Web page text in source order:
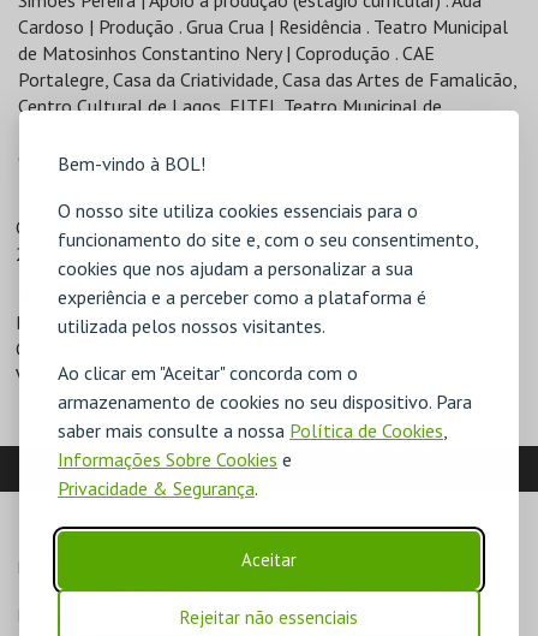
Bem-vindo à BOL!
O nosso site utiliza cookies essenciais para o
funcionamento do site e, com o seu consentimento,
cookies que nos ajudam a personalizar a sua
experiência e a perceber como a plataforma é
utilizada pelos nossos visitantes.
Ao clicar em "Aceitar" concorda com o
armazenamento de cookies no seu dispositivo. Para
saber mais consulte a nossa Política de Cookies
Informações Sobre Cookies e
Privacidade & Segurança.
Aceitar
Rejeitar não essenciais
Cardoso | Produção . Grua Crua | Residência . Teatro Municipal
de Matosinhos Constantino Nery | Coprodução . CAE
Portalegre, Casa da Criatividade, Casa das Artes de Famalicão,
Centro Cultural de Lagos, FITEI, Teatro Municipal de
Cultura, Juventude e Desporto / Direção-Geral das Artes
PREÇOS
Cadeiras de Orquestra - 9€
1ª Plateia - 5€ a 10€
2ª Plateia - 9€
1ª Varanda - 7€
2ª Varanda - 5€
DESCONTOS
Beneficiário RSI
Bilhete de Grupo
Cartão Jovem/Municipal
Voluntário SJM
LOCALIZAÇÃO
MORADA
Praça 25 de Abril
3700-304 S. João da Madeira
Direcções para Casa da Criatividade